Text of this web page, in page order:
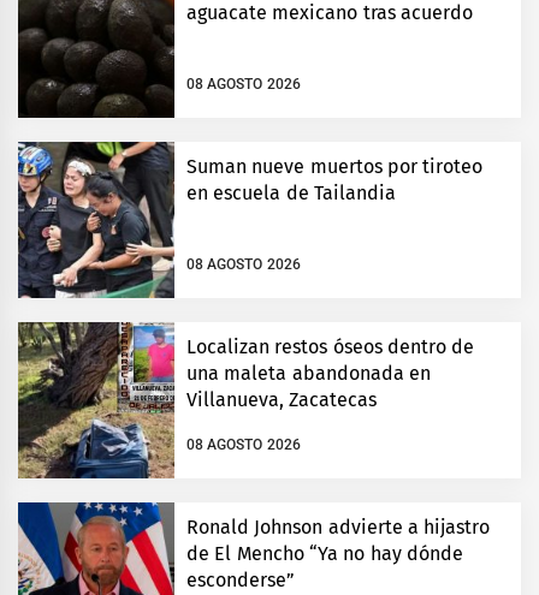
aguacate mexicano tras acuerdo
08 AGOSTO 2026
Suman nueve muertos por tiroteo
en escuela de Tailandia
08 AGOSTO 2026
Localizan restos óseos dentro de
una maleta abandonada en
Villanueva, Zacatecas
08 AGOSTO 2026
Ronald Johnson advierte a hijastro
de El Mencho “Ya no hay dónde
esconderse”